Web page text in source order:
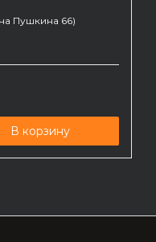
Пушкина 66)
В корзину